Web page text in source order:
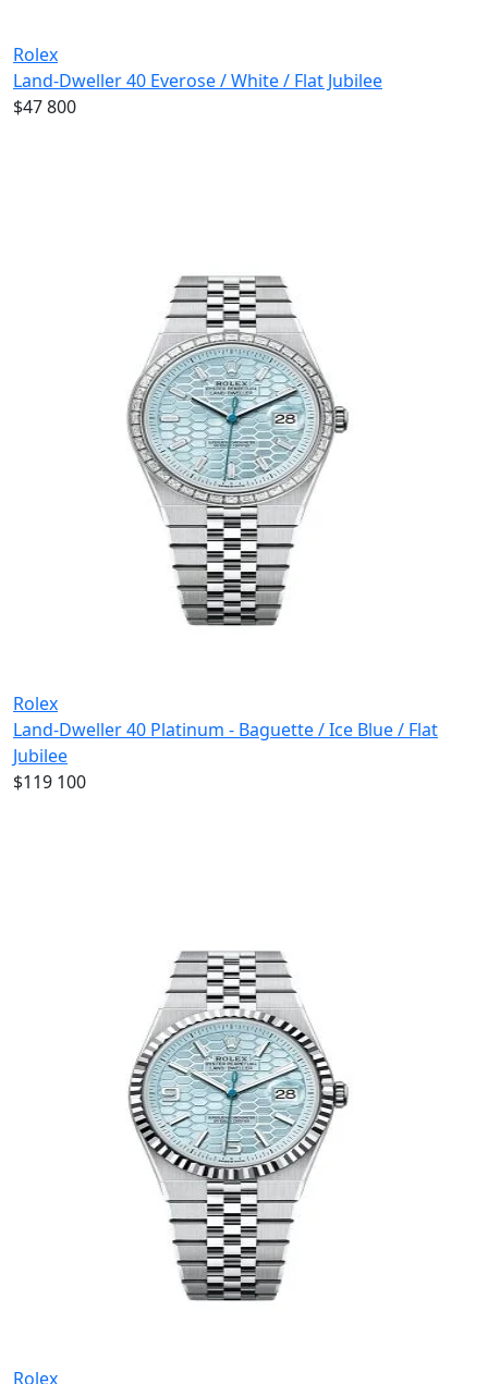
Rolex
Land-Dweller 40 Everose / White / Flat Jubilee
$47 800
Rolex
Land-Dweller 40 Platinum - Baguette / Ice Blue / Flat
Jubilee
$119 100
Rolex